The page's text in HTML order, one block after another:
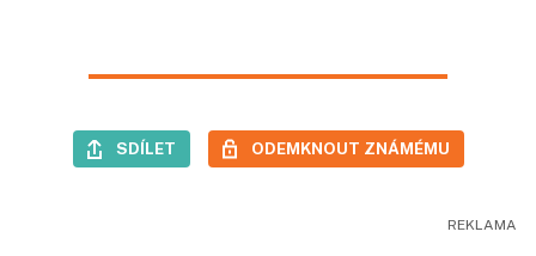
SDÍLET ODEMKNOUT ZNÁMÉMU